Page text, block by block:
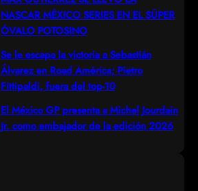
NASCAR MÉXICO SERIES EN EL SÚPER
ÓVALO POTOSINO
Se le escapa la victoria a Sebastián
Álvarez en Road América; Pietro
Fittipaldi, fuera del top-10
El México GP presenta a Michel Jourdain
Jr. como embajador de la edición 2026